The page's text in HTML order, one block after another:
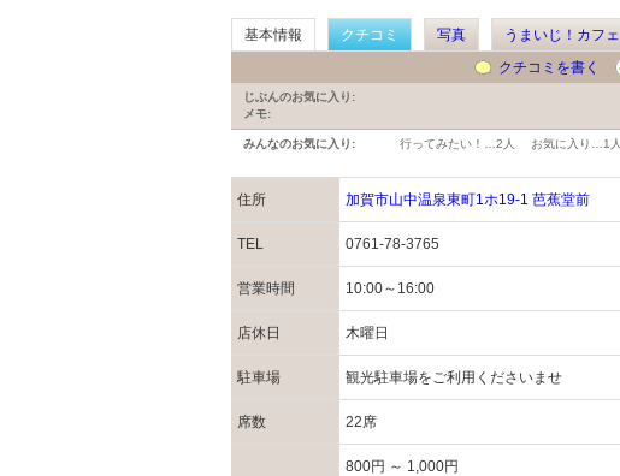
基本情報 クチコミ 写真
うまいじ！カフェ
クチコミを書く
じぶんのお気に入り:
メモ:
みんなのお気に入り: 行ってみたい！… 2人 お気に入り… 1人
住所 加賀市山中温泉東町1ホ19-1 芭蕉堂前
TEL 0761-78-3765
営業時間 10:00～16:00
店休日 木曜日
駐車場 観光駐車場をご利用くださいませ
席数 22席
800円 ～ 1,000円